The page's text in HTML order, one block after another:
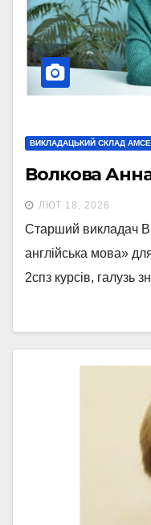
ВИКЛАДАЦЬКИЙ СКЛАД АМСЕ
Волкова
ЛЮТ 18, 2026
Старший викладач
англійська мова»
2спз курсів, галузь